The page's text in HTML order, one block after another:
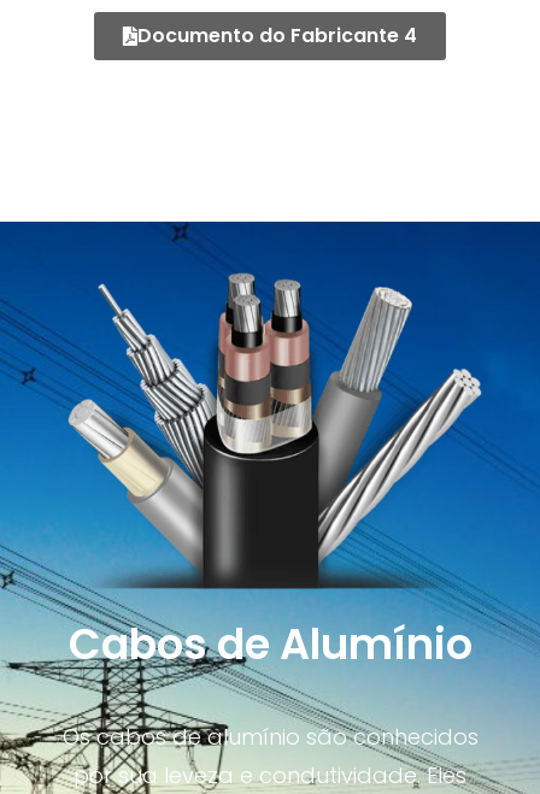
Documento do Fabricante 4
Cabos de Alumínio
Os cabos de alumínio são conhecidos
por sua leveza e condutividade. Eles